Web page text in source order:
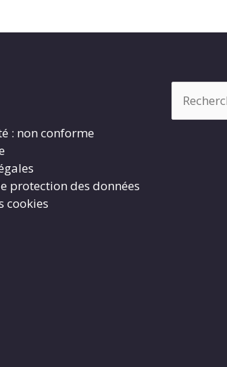
: non conforme
protection des données
cookies